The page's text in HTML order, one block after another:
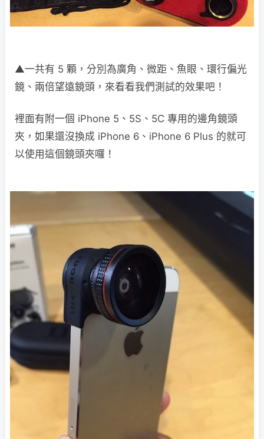
▲一共有 5 顆，分別為廣角、微距、魚眼、環行偏光
鏡、兩倍望遠鏡頭，來看看我們測試的效果吧！
裡面有附一個 iPhone 5、5S、5C 專用的邊角鏡頭
夾，如果還沒換成 iPhone 6、iPhone 6 Plus 的就可
以使用這個鏡頭夾囉！